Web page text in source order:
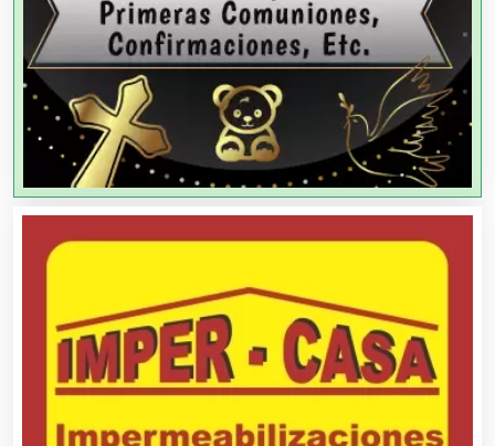
Agencias de Publicidad
Agencias de Viajes
Agricultores
Agua Purificada
Aire Acondicionado